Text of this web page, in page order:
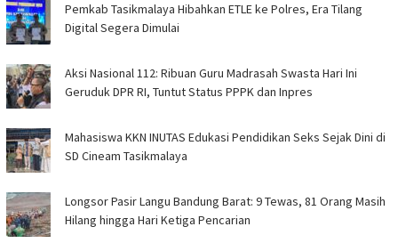
Pemkab Tasikmalaya Hibahkan ETLE ke Polres, Era Tilang
Digital Segera Dimulai
Aksi Nasional 112: Ribuan Guru Madrasah Swasta Hari Ini
Geruduk DPR RI, Tuntut Status PPPK dan Inpres
Mahasiswa KKN INUTAS Edukasi Pendidikan Seks Sejak Dini di
SD Cineam Tasikmalaya
Longsor Pasir Langu Bandung Barat: 9 Tewas, 81 Orang Masih
Hilang hingga Hari Ketiga Pencarian